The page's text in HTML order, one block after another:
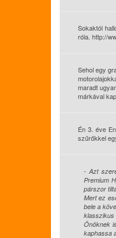
Sokaktól
róla. http://
Sehol egy
maradt
márkával
Én 3. éve
szűrőkkel
-Azt
Premium
párszor
Mert ez
bele a
klasszikus
Önöknek
kaphassa